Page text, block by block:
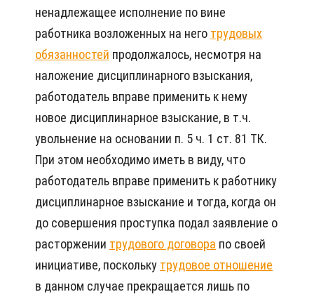
ненадлежащее исполнение по вине
работника возложенных на него трудовых
обязанностей продолжалось, несмотря на
наложение дисциплинарного взыскания,
работодатель вправе применить к нему
новое дисциплинарное взыскание, в т.ч.
увольнение на основании п. 5 ч. 1 ст. 81 ТК.
При этом необходимо иметь в виду, что
работодатель вправе применить к работнику
дисциплинарное взыскание и тогда, когда он
до совершения проступка подал заявление о
расторжении трудового договора по своей
инициативе, поскольку трудовое отношение
в данном случае прекращается лишь по